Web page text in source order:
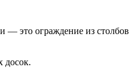
— это ограждение из столбов
досок.